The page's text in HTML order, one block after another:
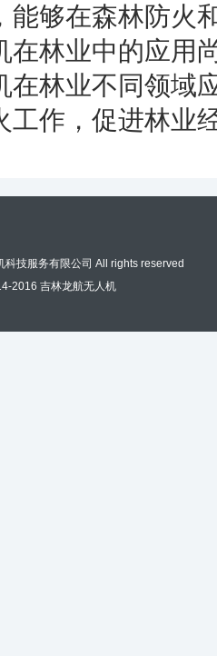
能够在森林防火
在林业中的应用
在林业不同领域
工作，促进林业
技服务有限公司 All rights reserved
2016 吉林龙航无人机